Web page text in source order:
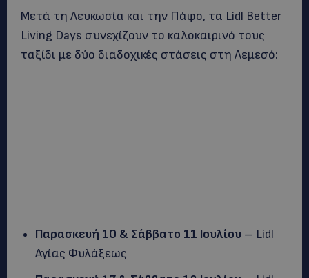
Μετά τη Λευκωσία και την Πάφο, τα Lidl Better
Living Days συνεχίζουν το καλοκαιρινό τους
ταξίδι με δύο διαδοχικές στάσεις στη Λεμεσό:
Παρασκευή 10 & Σάββατο 11 Ιουλίου – Lidl
Αγίας Φυλάξεως